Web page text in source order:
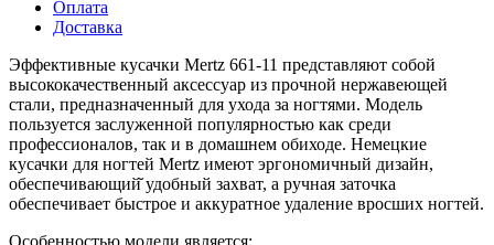
Оплата
Доставка
Эффективные кусачки Mertz 661-11 представляют собой
высококачественный аксессуар из прочной нержавеющей
стали, предназначенный для ухода за ногтями. Модель
пользуется заслуженной популярностью как среди
профессионалов, так и в домашнем обиходе. Немецкие
кусачки для ногтей Mertz имеют эргономичный дизайн,
обеспечивающий̆ удобный захват, а ручная заточка
обеспечивает быстрое и аккуратное удаление вросших ногтей.
Особенностью модели является: